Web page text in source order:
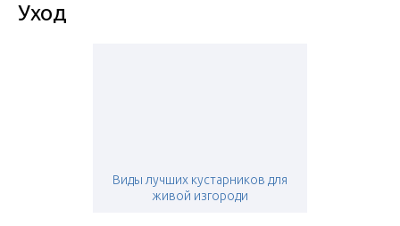
Уход
Виды лучших кустарников для
живой изгороди